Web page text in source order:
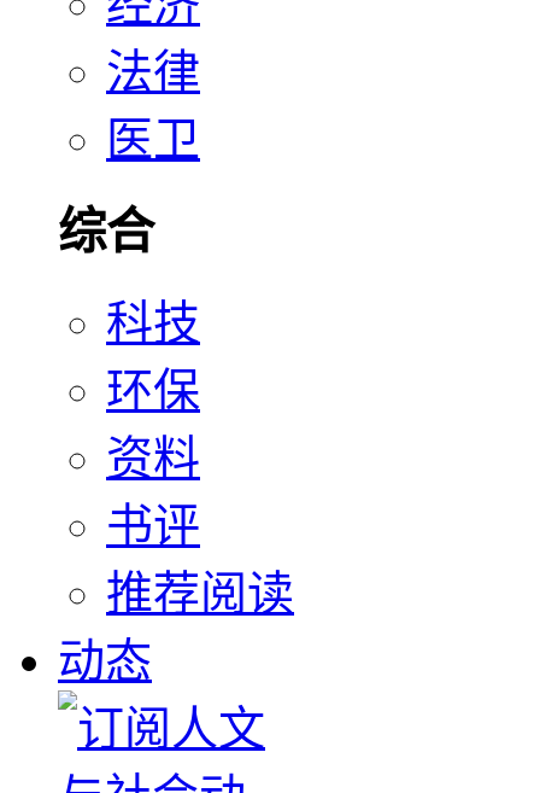
法律
医卫
综合
科技
环保
资料
书评
推荐阅读
动态